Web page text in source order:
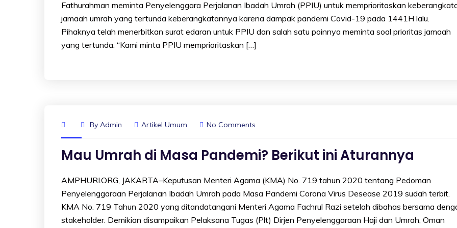
Fathurahman meminta Penyelenggara Perjalanan Ibadah Umrah (PPIU) untuk memprioritaskan
jamaah umrah yang tertunda keberangkatannya karena dampak pandemi Covid-19 pada 1441H lalu.
Pihaknya telah menerbitkan surat edaran untuk PPIU dan salah satu poinnya meminta soal prioritas jamaah
yang tertunda. “Kami minta PPIU memprioritaskan […]
By Admin Artikel Umum No Comments
Mau Umrah di Masa Pandemi? Berikut ini Aturannya
AMPHURI.ORG, JAKARTA–Keputusan Menteri Agama (KMA) No. 719 tahun 2020 tentang Pedoman
Penyelenggaraan Perjalanan Ibadah Umrah pada Masa Pandemi Corona Virus Desease 2019 sudah terbit.
KMA No. 719 Tahun 2020 yang ditandatangani Menteri Agama Fachrul Razi setelah dibahas bersama
stakeholder. Demikian disampaikan Pelaksana Tugas (Plt) Dirjen Penyelenggaraan Haji dan Umrah, Oman